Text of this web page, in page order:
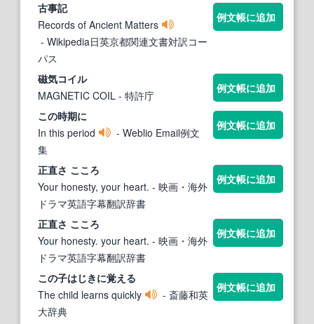
古事記
Records of Ancient Matters
- Wikipedia日英京都関連文書対訳コー
パス
例文帳に追加
磁気コイル
MAGNETIC COIL - 特許庁
例文帳に追加
この時期に
In this period
- Weblio Email例文
集
例文帳に追加
正直さ こころ
Your honesty, your heart. - 映画・海外
ドラマ英語字幕翻訳辞書
例文帳に追加
正直さ こころ
Your honesty. your heart. - 映画・海外
ドラマ英語字幕翻訳辞書
例文帳に追加
この子はじきに覚える
The child learns quickly
- 斎藤和英
大辞典
例文帳に追加